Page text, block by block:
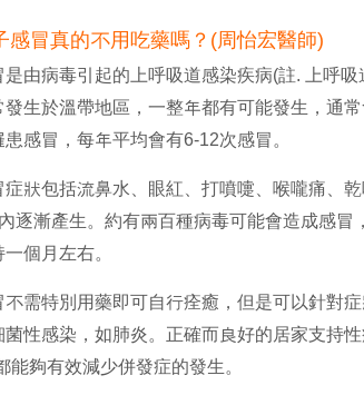
感冒真的不用吃藥嗎？(周怡宏醫師)
是由病毒引起的上呼吸道感染疾病(註. 上呼
發生於溫帶地區，一整年都有可能發生，通
患感冒，每年平均會有6-12次感冒。
症狀包括流鼻水、眼紅、打噴嚏、喉嚨痛、
逐漸產生。約有兩百種病毒可能會造成感
個月左右。
不需特別用藥即可自行痊癒，但是可以針對
菌性感染，如肺炎。正確而良好的居家支持
能夠有效減少併發症的發生。